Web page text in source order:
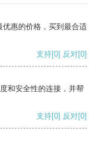
惠的价格，买到最合适
支持[0] 反对[0]
和安全性的连接，并帮
支持[0] 反对[0]